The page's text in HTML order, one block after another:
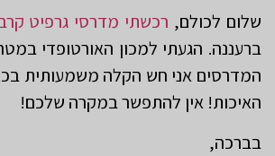
שלום לכולם, רכשתי מדרסי גרפיט
המדרסים אני חש הקלה משמעותית
האיכות! אין להתפשר במקרה שלכם!
בברכה,